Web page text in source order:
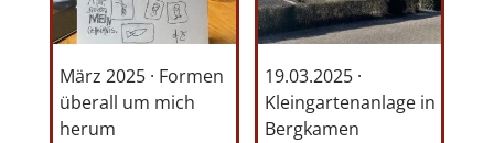
März 2025 · Formen
überall um mich
herum
19.03.2025 ·
Kleingartenanlage in
Bergkamen